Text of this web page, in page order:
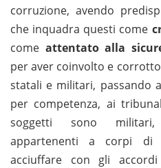
corruzione, avendo
che inquadra questi come
come attentato alla
per aver coinvolto e
statali e militari, passando
per competenza, ai
soggetti sono militari,
appartenenti a corpi di
acciuffare con gli